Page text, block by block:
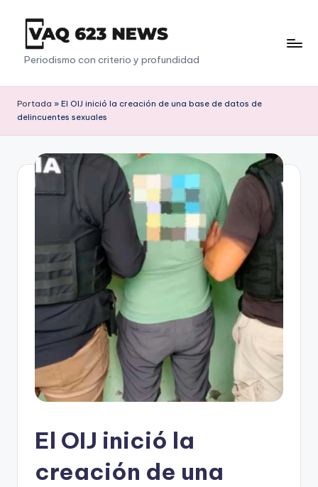
Saltar
contenido
V
a
q
6
3
Periodismo con criterio y profundidad
Portada » El OIJ inició la creación de una base de datos de
delincuentes sexuales
El OIJ inició la
creación de una